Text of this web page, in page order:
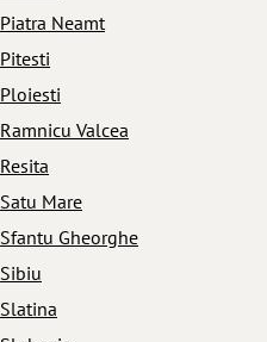
Piatra Neamt
Pitesti
Ploiesti
Ramnicu Valcea
Resita
Satu Mare
Sfantu Gheorghe
Sibiu
Slatina